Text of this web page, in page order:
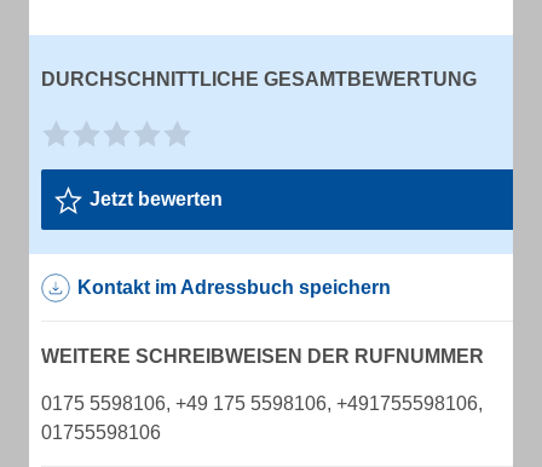
DURCHSCHNITTLICHE GESAMTBEWERTUNG
Jetzt bewerten
Kontakt im Adressbuch speichern
WEITERE SCHREIBWEISEN DER RUFNUMMER
0175 5598106, +49 175 5598106, +491755598106,
01755598106